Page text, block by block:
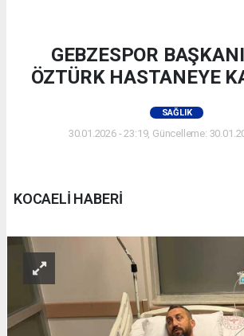
GEBZESPOR
ÖZTÜRK HASTANEYE
SAĞLIK
30.01.2026 - 23:19, Güncelleme:
KOCAELİ HABERİ